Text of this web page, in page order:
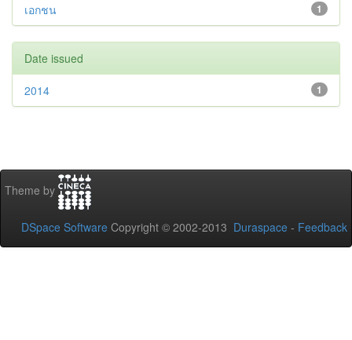
1
เอกชน
Date issued
1
2014
Theme by
DSpace Software Copyright © 2002-2013 Duraspace - Feedback